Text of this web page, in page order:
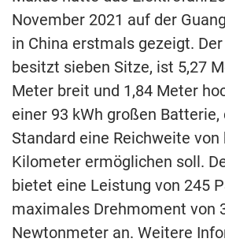
November 2021 auf der
in China erstmals gezeigt.
besitzt sieben Sitze, ist 5,27
Meter breit und 1,84 Meter
einer 93 kWh großen Batterie,
Standard eine Reichweite von
Kilometer ermöglichen soll.
bietet eine Leistung von 245
maximales Drehmoment von
Newtonmeter an. Weitere